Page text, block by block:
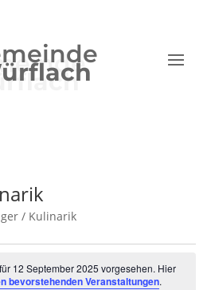
/ Kulinarik
12 September 2025 vorgesehen. Hier
bevorstehenden Veranstaltungen.